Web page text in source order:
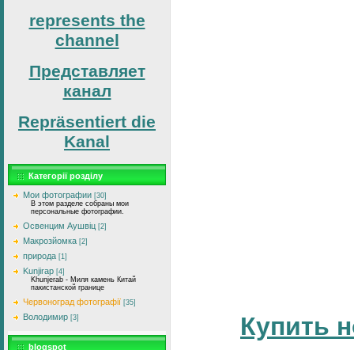
represents the
channel
Представляет
канал
Repräsentiert die
Kanal
Категорії розділу
Мои фотографии [30]
В этом разделе собраны мои
персональные фотографии.
Освенцим Аушвіц [2]
Макрозйомка [2]
природа [1]
Kunjirap [4]
Khunjerab - Миля камень Китай
пакистанской границе
Червоноград фотографії [35]
Володимир [3]
blogspot
Купить